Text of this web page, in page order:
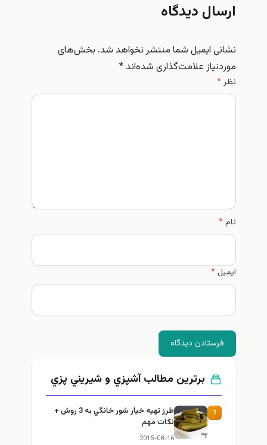
ارسال دیدگاه
نشانی ایمیل شما منتشر نخواهد شد. بخش‌های
موردنیاز علامت‌گذاری شده‌اند*
نظر*
نام*
ایمیل*
فرستادن دیدگاه
برترین مطالب آشپزي و شيريني پزي
1
طرز تهيه خیار شور خانگي به 3 روش +
نكات مهم
2015-08-16